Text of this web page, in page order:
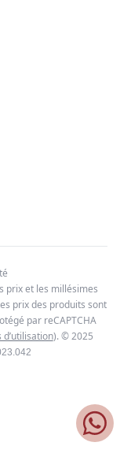
prix et les millésimes
prix des produits sont
par reCAPTCHA
). © 2025